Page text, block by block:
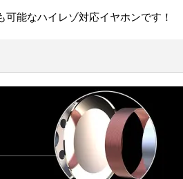
能なハイレゾ対応イヤホンです！